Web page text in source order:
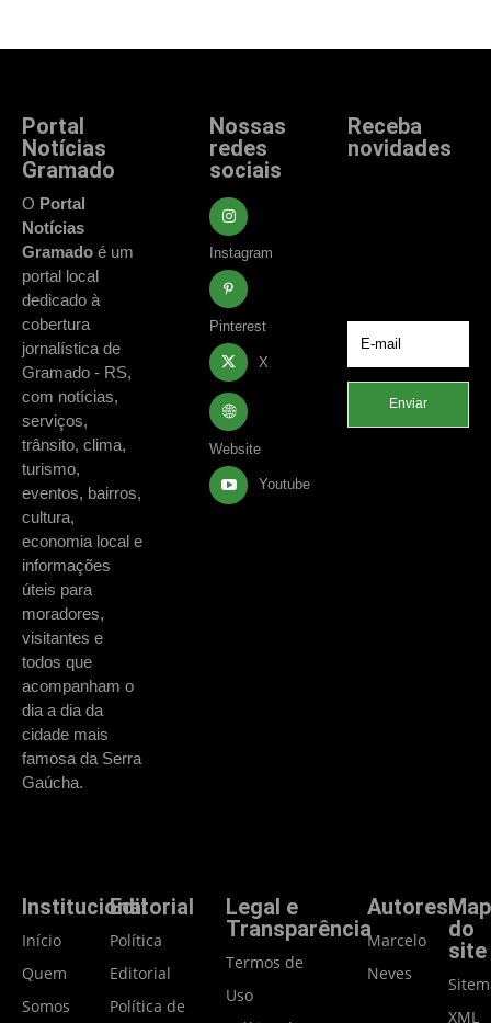
Portal
Notícias
Gramado
O Portal
Notícias
Gramado é um
portal local
dedicado à
cobertura
jornalística de
Gramado - RS,
com notícias,
serviços,
trânsito, clima,
turismo,
eventos, bairros,
cultura,
economia local e
informações
úteis para
moradores,
visitantes e
todos que
acompanham o
dia a dia da
cidade mais
famosa da Serra
Gaúcha.
Nossas
redes
sociais
Instagram
Pinterest
X
Website
Youtube
Receba
novidades
Enviar
Institucional
Início
Quem
Somos
Editorial
Política
Editorial
Política de
Legal e
Transparência
Termos de
Uso
Autores
Marcelo
Neves
do
site
XML